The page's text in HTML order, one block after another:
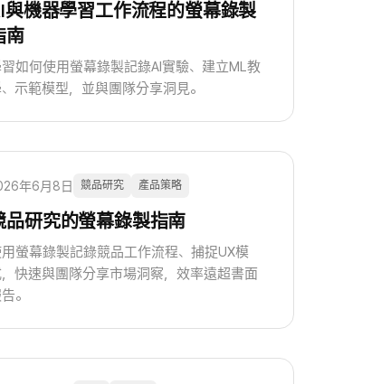
與機器學習工作流程的螢幕錄製
南
如何使用螢幕錄製記錄AI實驗、建立ML教
示範模型，並與團隊分享洞見。
年6月8日 競品研究 產品策略
品研究的螢幕錄製指南
螢幕錄製記錄競品工作流程、捕捉UX模
快速與團隊分享市場洞察，效率遠超書面
。